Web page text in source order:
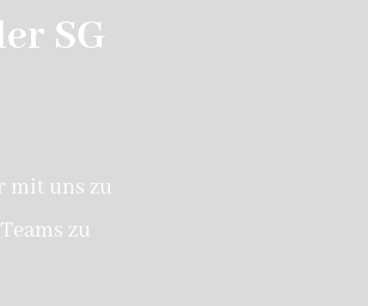
SG
mit uns zu
zu